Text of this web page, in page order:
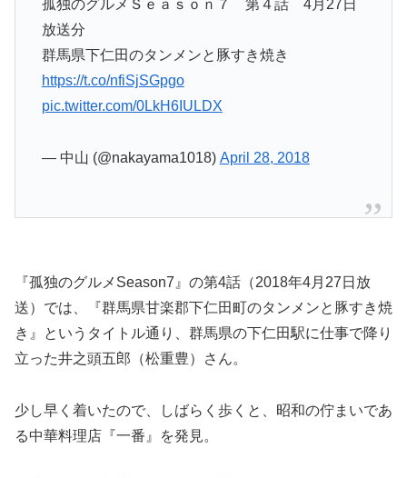
孤独のグルメＳｅａｓｏｎ７ 第４話 4月27日
放送分
群馬県下仁田のタンメンと豚すき焼き
https://t.co/nfiSjSGpgo
pic.twitter.com/0LkH6IULDX
— 中山 (@nakayama1018) April 28, 2018
『孤独のグルメSeason7』の第4話（2018年4月27日放
送）では、『群馬県甘楽郡下仁田町のタンメンと豚すき焼
き』というタイトル通り、群馬県の下仁田駅に仕事で降り
立った井之頭五郎（松重豊）さん。
少し早く着いたので、しばらく歩くと、昭和の佇まいであ
る中華料理店『一番』を発見。